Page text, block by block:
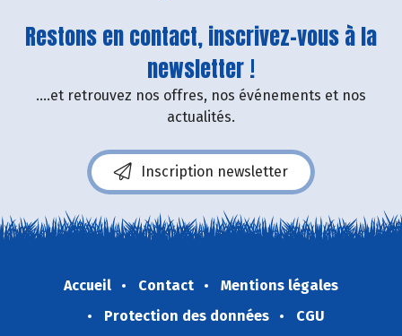
Restons en contact, inscrivez-vous à la
newsletter !
....et retrouvez nos offres, nos événements et nos
actualités.
Inscription newsletter
Accueil Contact
Mentions légales
Protection des données
CGU